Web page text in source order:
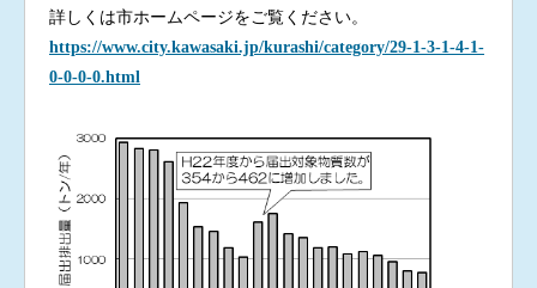
詳しくは市ホームページをご覧ください。
https://www.city.kawasaki.jp/kurashi/category/29-1-3-1-4-1-
0-0-0-0.html